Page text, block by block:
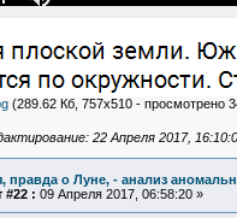
(289.62 Кб, 757x510 - просмотрено
22 Апреля 2017,
правда о Луне, - анализ
#22 : 09 Апреля 2017, 06:58:20 »